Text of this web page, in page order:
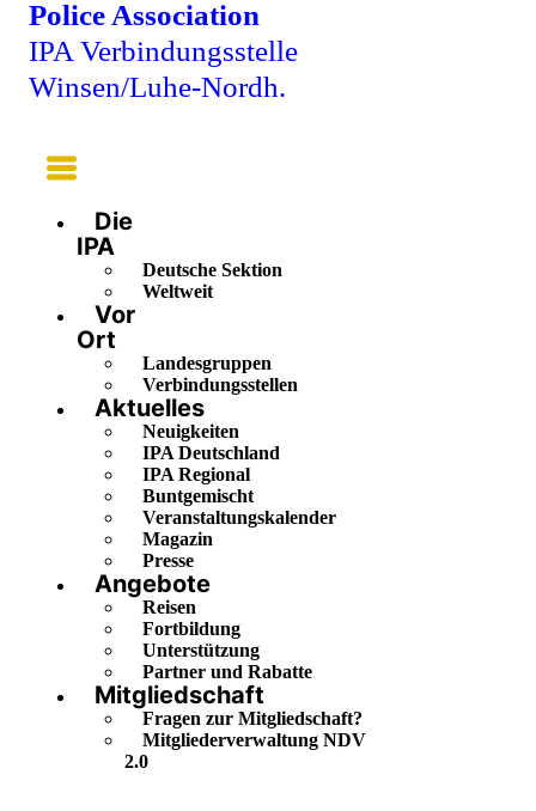
Police Association
IPA Verbindungsstelle
Winsen/Luhe-Nordh.
Main
Menu
Die
IPA
Deutsche Sektion
Weltweit
Vor
Ort
Landesgruppen
Verbindungsstellen
Aktuelles
Neuigkeiten
IPA Deutschland
IPA Regional
Buntgemischt
Veranstaltungskalender
Magazin
Presse
Angebote
Reisen
Fortbildung
Unterstützung
Partner und Rabatte
Mitgliedschaft
Fragen zur Mitgliedschaft?
Mitgliederverwaltung NDV
2.0